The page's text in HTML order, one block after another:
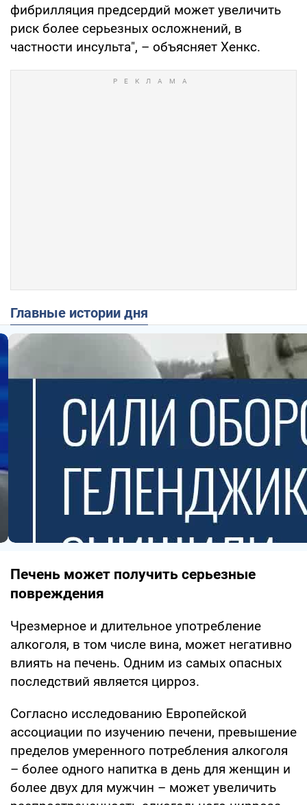
фибрилляция предсердий может увеличить
риск более серьезных осложнений, в
частности инсульта", – объясняет Хенкс.
Главные истории дня
Печень может получить серьезные
повреждения
Чрезмерное и длительное употребление
алкоголя, в том числе вина, может негативно
влиять на печень. Одним из самых опасных
последствий является цирроз.
Согласно исследованию Европейской
ассоциации по изучению печени, превышение
пределов умеренного потребления алкоголя
– более одного напитка в день для женщин и
более двух для мужчин – может увеличить